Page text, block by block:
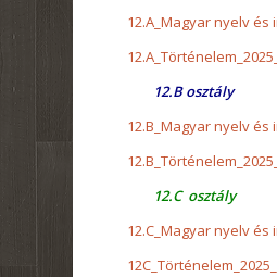
12.A_Magyar nyelv és
12.B osztály
12.B_Magyar nyelv és
12.C osztály
12.C_Magyar nyelv és